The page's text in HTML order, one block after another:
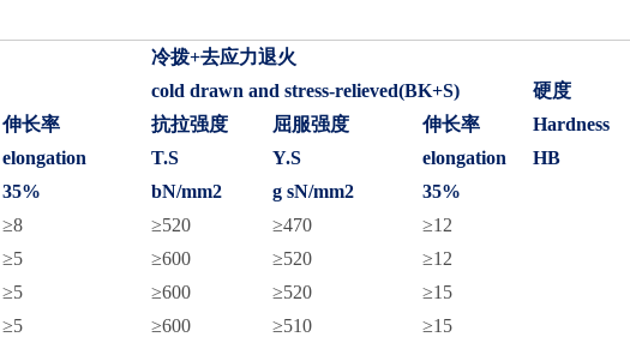
冷拨+去应力退火
cold drawn and stress-relieved(BK+S)
硬度
Hardness
HB
伸长率
elongation
35%
抗拉强度
T.S
bN/mm2
屈服强度
Y.S
g sN/mm2
伸长率
elongation
35%
≥8 ≥520 ≥470
≥12
≥5 ≥600 ≥520
≥12
≥5 ≥600 ≥520
≥15
≥5 ≥600 ≥510
≥15
精密冷拔钢管